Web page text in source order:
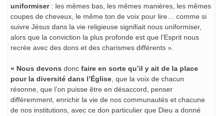
uniformiser : les mêmes bas, les mêmes manières, les mêmes
coupes de cheveux, le même ton de voix pour lire… comme si
suivre Jésus dans la vie religieuse signifiait nous uniformiser,
alors que la conviction la plus profonde est que l’Esprit nous
recrée avec des dons et des charismes différents ».
« Nous devons donc faire en sorte qu’il y ait de la place
pour la diversité dans l’Église , que la voix de chacun
résonne, que l’on puisse être en désaccord, penser
différemment, enrichir la vie de nos communautés et chacune
de nos institutions, avec ce don particulier que Dieu a donné